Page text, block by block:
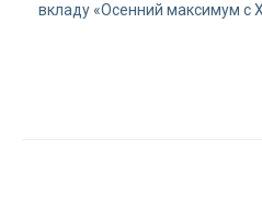
вкладу «Осенний максимум с